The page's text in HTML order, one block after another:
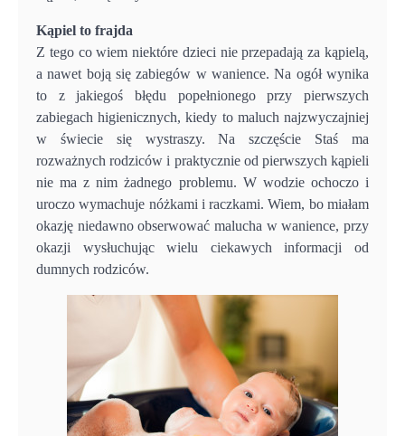
Kąpiel to frajda
Z tego co wiem niektóre dzieci nie przepadają za kąpielą,
a nawet boją się zabiegów w wanience. Na ogół wynika
to z jakiegoś błędu popełnionego przy pierwszych
zabiegach higienicznych, kiedy to maluch najzwyczajniej
w świecie się wystraszy. Na szczęście Staś ma
rozważnych rodziców i praktycznie od pierwszych kąpieli
nie ma z nim żadnego problemu. W wodzie ochoczo i
uroczo wymachuje nóżkami i raczkami. Wiem, bo miałam
okazję niedawno obserwować malucha w wanience, przy
okazji wysłuchując wielu ciekawych informacji od
dumnych rodziców.